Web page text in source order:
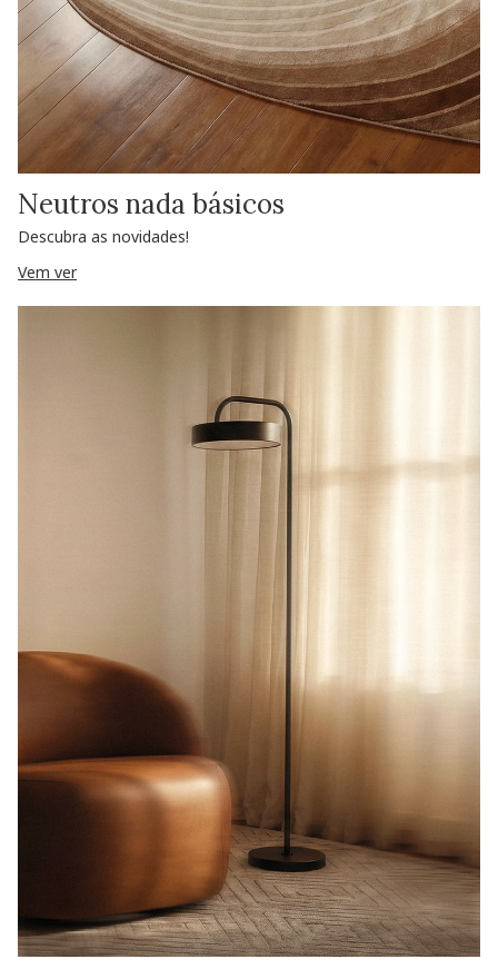
Neutros nada básicos
Descubra as novidades!
Vem ver